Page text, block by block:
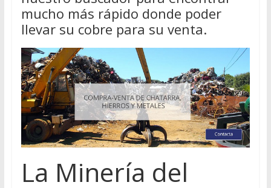
mucho más rápido donde poder
llevar su cobre para su venta.
La Minería del